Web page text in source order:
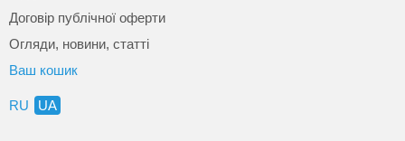
Договір публічної оферти
Огляди, новини, статті
Ваш кошик
RU UA